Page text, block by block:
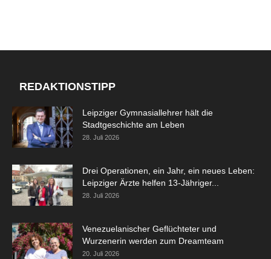
REDAKTIONSTIPP
Leipziger Gymnasiallehrer hält die
Stadtgeschichte am Leben
28. Juli 2026
Drei Operationen, ein Jahr, ein neues Leben:
Leipziger Ärzte helfen 13-Jähriger...
28. Juli 2026
Venezuelanischer Geflüchteter und
Wurzenerin werden zum Dreamteam
20. Juli 2026